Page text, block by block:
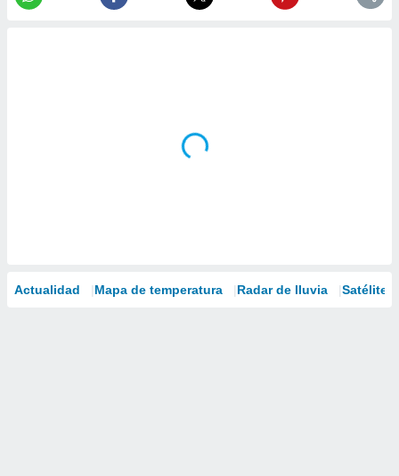
Actualidad Mapa de temperatura Radar de lluvia Satélites